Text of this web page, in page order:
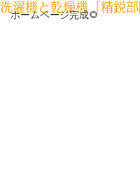
ホームページ完成🌻
洗濯機と乾燥機「精鋭部